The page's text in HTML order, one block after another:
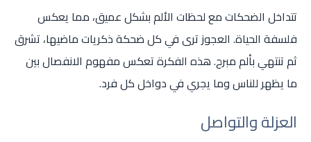
تتداخل الضحكات مع لحظات الألم بشكل عميق، مما يعكس
فلسفة الحياة. العجوز ترى في كل ضحكة ذكريات ماضيها، تشرق
ثم تنتهي بألم مبرح. هذه الفكرة تعكس مفهوم الانفصال بين
ما يظهر للناس وما يجري في دواخل كل فرد.
العزلة والتواصل